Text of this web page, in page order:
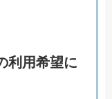
利用希望に